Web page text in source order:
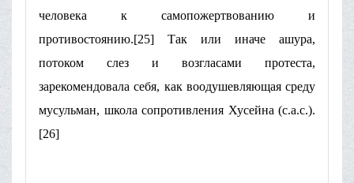
человека к самопожертвованию и
противостоянию.[25] Так или иначе ашура,
потоком слез и возгласами протеста,
зарекомендовала себя, как воодушевляющая среду
мусульман, школа сопротивления Хусейна (с.а.с.).
[26]